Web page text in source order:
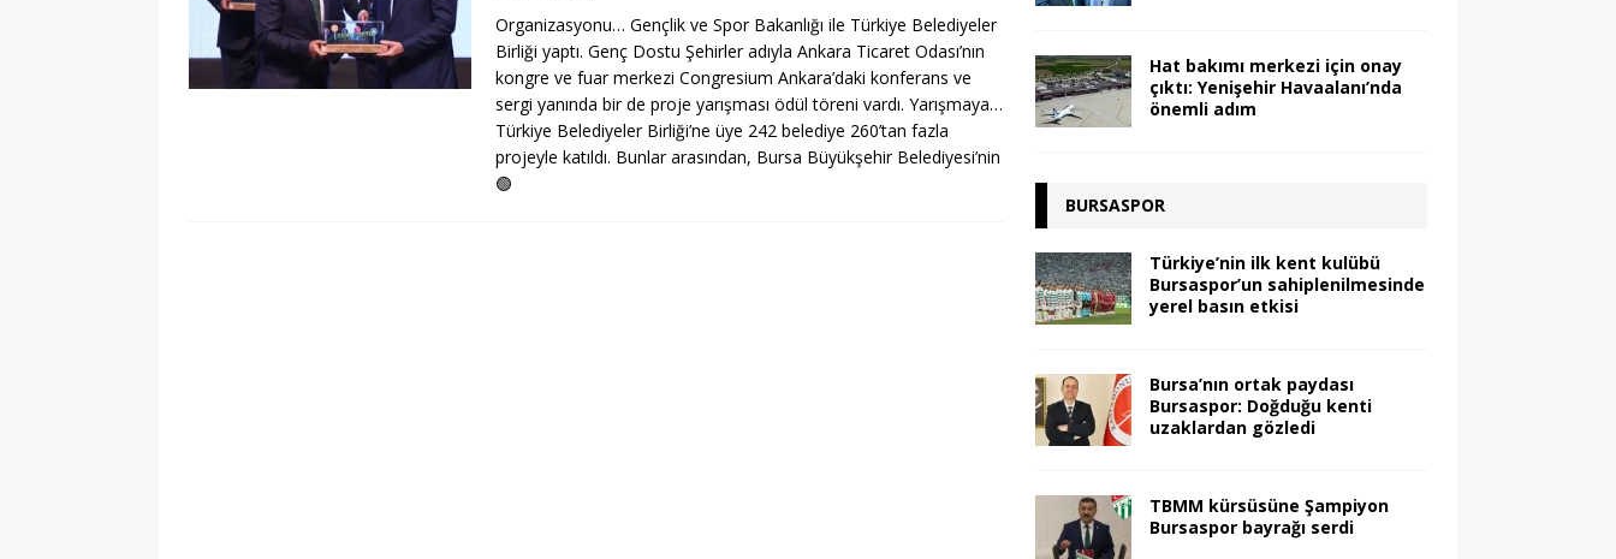
Organizasyonu… Gençlik ve Spor Bakanlığı ile Türkiye Belediyeler
Birliği yaptı. Genç Dostu Şehirler adıyla Ankara Ticaret Odası’nın
kongre ve fuar merkezi Congresium Ankara’daki konferans ve
sergi yanında bir de proje yarışması ödül töreni vardı. Yarışmaya…
Türkiye Belediyeler Birliği’ne üye 242 belediye 260’tan fazla
projeyle katıldı. Bunlar arasından, Bursa Büyükşehir Belediyesi’nin
🟢
Hat bakımı merkezi için onay
çıktı: Yenişehir Havaalanı’nda
önemli adım
BURSASPOR
Türkiye’nin ilk kent kulübü
Bursaspor’un sahiplenilmesinde
yerel basın etkisi
Bursa’nın ortak paydası
Bursaspor: Doğduğu kenti
uzaklardan gözledi
TBMM kürsüsüne Şampiyon
Bursaspor bayrağı serdi